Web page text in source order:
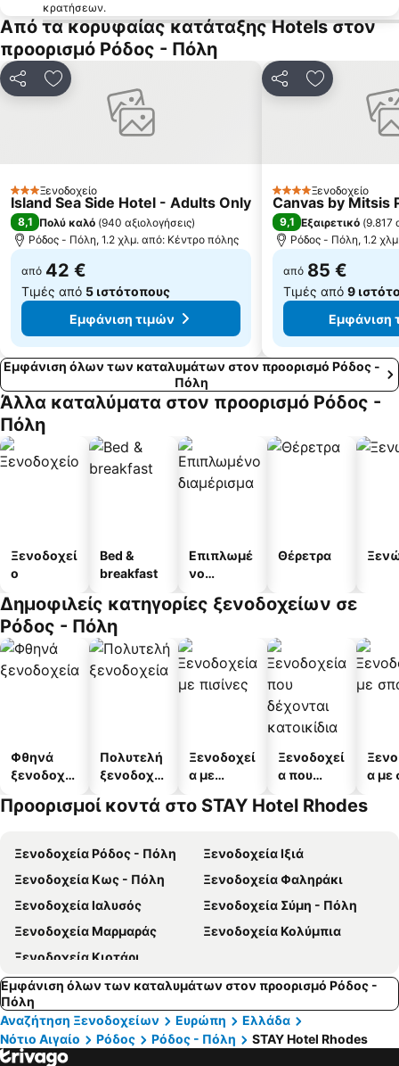
Νημπορειός
Μανδράκι
Μedieval city of Rhodes
Δημοτικό Στάδιο Διαγόρας
Water Park Φαληράκι
Παραλία Άντονυ Κουίν
Κάστρο των Ιπποτών
Το Παλάτι του Μεγάλου Μαγίστρου
Παλλάς - 5 Cinemas Center
Γκολφ Αφάντου
Αγαθή
κρατήσεων.
Από τα κορυφαίας κατάταξης Hotels στον
προορισμό Ρόδος - Πόλη
ΚοινοποίησηΠροσθήκη στα αγαπημένα
3 ΑστέριαΞενοδοχείο
Island Sea Side Hotel - Adults Only
8,1 Πολύ καλό (940 αξιολογήσεις)
Ρόδος - Πόλη, 1.2 χλμ. από: Κέντρο πόλης
από 42 €
Τιμές από 5 ιστότοπους
Εμφάνιση τιμών
ΚοινοποίησηΠροσθήκη
4 ΑστέριαΞενοδοχείο
Canvas by Mitsis
9,1 Εξαιρετικό (9.817
Ρόδος - Πόλη, 1.2
από 85 €
Τιμές από 9
Εμφάνιση
Εμφάνιση όλων των καταλυμάτων στον προορισμό Ρόδος -
Πόλη
Άλλα καταλύματα στον προορισμό Ρόδος -
Πόλη
Ξενοδοχεί
ο
Bed &
breakfast
Επιπλωμέ
νο
α
Θέρετρα
Δημοφιλείς κατηγορίες ξενοδοχείων σε
Ρόδος - Πόλη
Φθηνά
ξενοδοχεί
Πολυτελή
ξενοδοχεί
Ξενοδοχεί
α με
Ξενοδοχεί
α που
κατοικίδι
α με
Προορισμοί κοντά στο STAY Hotel Rhodes
Ξενοδοχεία Ρόδος - Πόλη
Ξενοδοχεία Ιξιά
Ξενοδοχεία Κως - Πόλη
Ξενοδοχεία Φαληράκι
Ξενοδοχεία Ιαλυσός
Ξενοδοχεία Σύμη - Πόλη
Ξενοδοχεία Μαρμαράς
Ξενοδοχεία Κολύμπια
Ξενοδοχεία Κιοτάρι
Εμφάνιση όλων των καταλυμάτων στον προορισμό Ρόδος -
Πόλη
Αναζήτηση Ξενοδοχείων
Ευρώπη
Ελλάδα
Νότιο Αιγαίο
Ρόδος Ρόδος - Πόλη STAY Hotel Rhodes